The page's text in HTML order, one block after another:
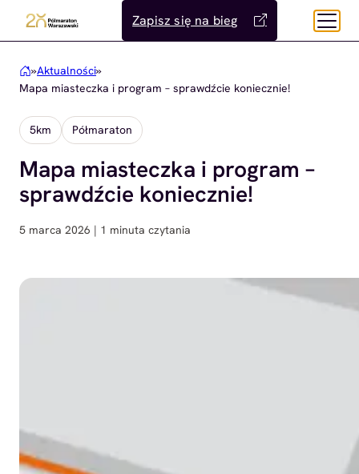
Zapisz się na bieg
»Aktualności»
Mapa miasteczka i program – sprawdźcie koniecznie!
5km Półmaraton
Mapa miasteczka i program –
sprawdźcie koniecznie!
5 marca 2026 | 1 minuta czytania